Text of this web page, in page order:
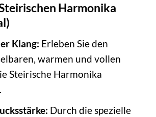
Harmonika
Klang: Erleben Sie den
warmen und vollen
Steirische Harmonika
Durch die spezielle